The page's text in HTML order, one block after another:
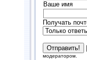
Ваше имя
Получать
модератором.